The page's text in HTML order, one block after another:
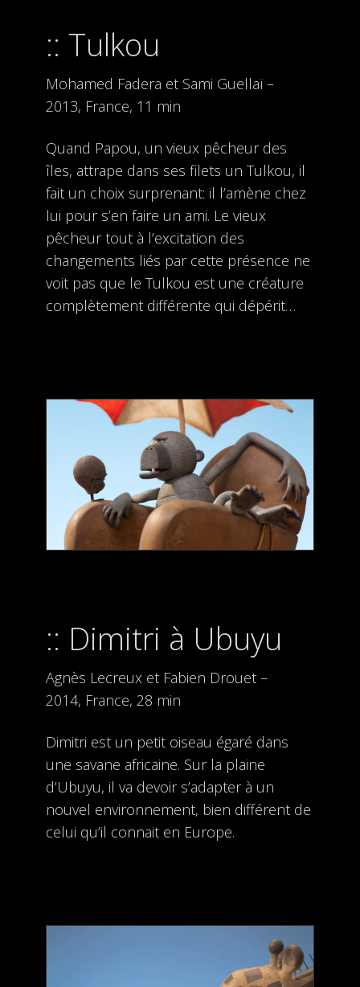
Tulkou
Mohamed Fadera et Sami Guellaï –
2013, France, 11 min
Quand Papou, un vieux pêcheur des
îles, attrape dans ses filets un Tulkou, il
fait un choix surprenant: il l’amène chez
lui pour s’en faire un ami. Le vieux
pêcheur tout à l’excitation des
changements liés par cette présence ne
voit pas que le Tulkou est une créature
complètement différente qui dépérit…
Dimitri à Ubuyu
Agnès Lecreux et Fabien Drouet –
2014, France, 28 min
Dimitri est un petit oiseau égaré dans
une savane africaine. Sur la plaine
d’Ubuyu, il va devoir s’adapter à un
nouvel environnement, bien différent de
celui qu’il connait en Europe.